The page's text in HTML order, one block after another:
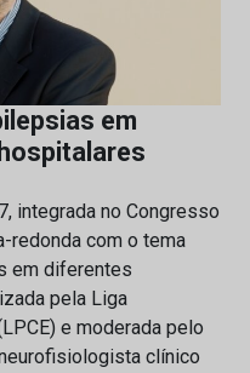
em
integrada no Congresso
redonda com o tema
em diferentes
pela Liga
e moderada pelo
clínico